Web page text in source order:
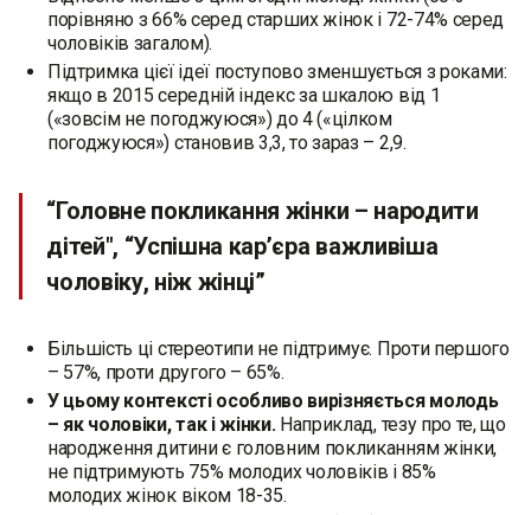
порівняно з 66% серед старших жінок і 72-74% серед
чоловіків загалом).
Підтримка цієї ідеї поступово зменшується з роками:
якщо в 2015 середній індекс за шкалою від 1
(«зовсім не погоджуюся») до 4 («цілком
погоджуюся») становив 3,3, то зараз – 2,9.
“Головне покликання жінки – народити
дітей", “Успішна кар’єра важливіша
чоловіку, ніж жінці”
Більшість ці стереотипи не підтримує. Проти першого
– 57%, проти другого – 65%.
У цьому контексті особливо вирізняється молодь
– як чоловіки, так і жінки. Наприклад, тезу про те, що
народження дитини є головним покликанням жінки,
не підтримують 75% молодих чоловіків і 85%
молодих жінок віком 18-35.